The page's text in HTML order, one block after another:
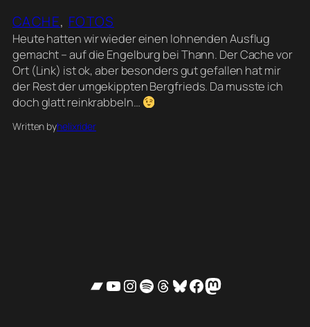
CACHE, FOTOS
Heute hatten wir wieder einen lohnenden Ausflug
gemacht – auf die Engelburg bei Thann. Der Cache vor
Ort (Link) ist ok, aber besonders gut gefallen hat mir
der Rest der umgekippten Bergfrieds. Da musste ich
doch glatt reinkrabbeln…
Written byhelixrider
Bandcamp
YouTube
Instagram
Spotify
Threads
Bluesky
Facebook
Mastodon